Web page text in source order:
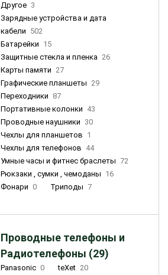
Другое 3
Зарядные устройства и дата
кабели 502
Батарейки 15
Защитные стекла и пленка 26
Карты памяти 27
Графические планшеты 29
Переходники 87
Портативные колонки 43
Проводные наушники 30
Чехлы для планшетов 1
Чехлы для телефонов 44
Умные часы и фитнес браслеты 72
Рюкзаки , сумки , чемоданы 16
Фонари 0 Триподы 7
Проводные телефоны и
Радиотелефоны (29)
Panasonic 0 teXet 20